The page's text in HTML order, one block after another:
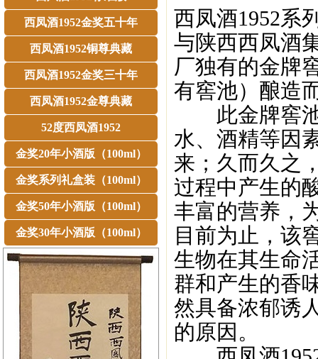
西凤酒1952金奖五十年
西凤酒1952铜尊典藏
西凤酒1952金奖三十年
西凤酒1952金尊典藏
52度西凤酒1952
金奖20年小酒版（100ml）
金奖系列礼盒装（100ml）
金奖50年小酒版（100ml）
金奖30年小酒版（100ml）
西凤酒1952系
与陕西西凤酒
厂独有的金牌
有窖池）酿造
此金牌窖池
水、酒精等因
来；久而久之
过程中产生的
丰富的营养，
目前为止，该
生物在其生命
群和产生的香
然具备浓郁诱
的原因。